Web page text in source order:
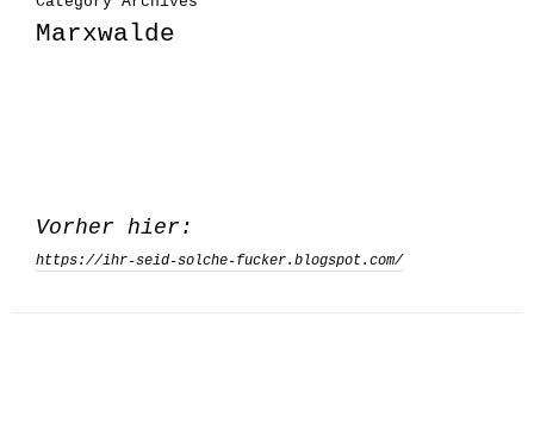
Marxwalde
Vorher hier:
https://ihr-seid-solche-fucker.blogspot.com/